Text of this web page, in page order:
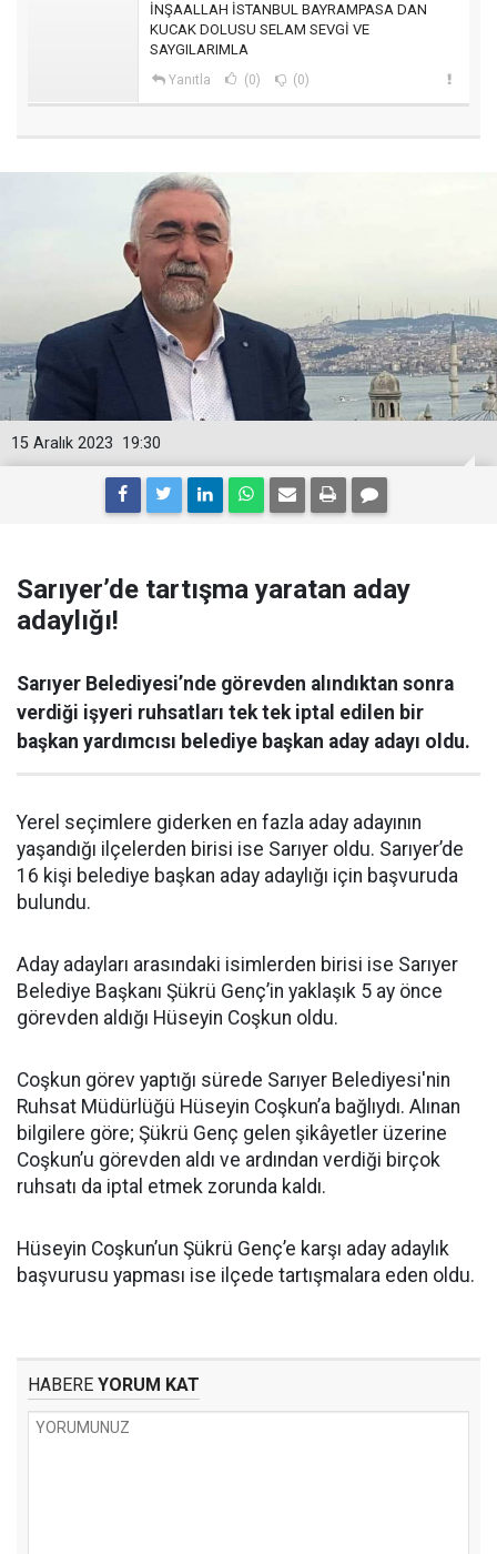
İNŞAALLAH İSTANBUL BAYRAMPASA DAN
KUCAK DOLUSU SELAM SEVGİ VE
SAYGILARIMLA
Yanıtla (0) (0)
19:30
15 Aralık 2023
Sarıyer’de tartışma yaratan aday
adaylığı!
Sarıyer Belediyesi’nde görevden alındıktan sonra
verdiği işyeri ruhsatları tek tek iptal edilen bir
başkan yardımcısı belediye başkan aday adayı oldu.
Yerel seçimlere giderken en fazla aday adayının
yaşandığı ilçelerden birisi ise Sarıyer oldu. Sarıyer’de
16 kişi belediye başkan aday adaylığı için başvuruda
bulundu.
Aday adayları arasındaki isimlerden birisi ise Sarıyer
Belediye Başkanı Şükrü Genç’in yaklaşık 5 ay önce
görevden aldığı Hüseyin Coşkun oldu.
Coşkun görev yaptığı sürede Sarıyer Belediyesi'nin
Ruhsat Müdürlüğü Hüseyin Coşkun’a bağlıydı. Alınan
bilgilere göre; Şükrü Genç gelen şikâyetler üzerine
Coşkun’u görevden aldı ve ardından verdiği birçok
ruhsatı da iptal etmek zorunda kaldı.
Hüseyin Coşkun’un Şükrü Genç’e karşı aday adaylık
başvurusu yapması ise ilçede tartışmalara eden oldu.
HABERE YORUM KAT